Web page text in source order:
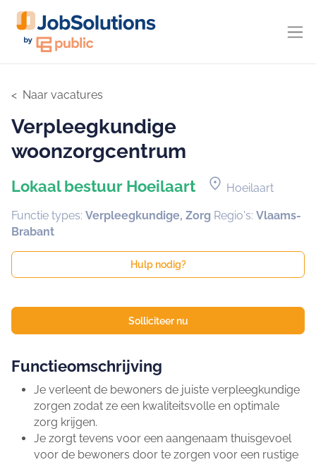
Naar vacatures
Verpleegkundige
woonzorgcentrum
Lokaal bestuur Hoeilaart location_on Hoeilaart
Functie types: Verpleegkundige, Zorg Regio's: Vlaams-
Brabant
Hulp nodig?
Solliciteer nu
Functieomschrijving
Je verleent de bewoners de juiste verpleegkundige
zorgen zodat ze een kwaliteitsvolle en optimale
zorg krijgen.
Je zorgt tevens voor een aangenaam thuisgevoel
voor de bewoners door te zorgen voor een rustige